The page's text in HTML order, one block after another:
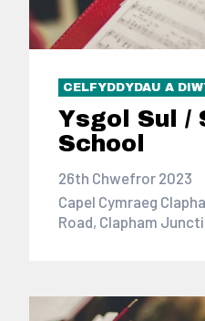
CELFYDDYDAU A
Ysgol Sul /
School
26th Chwefror 2023
Capel Cymraeg
Road, Clapham